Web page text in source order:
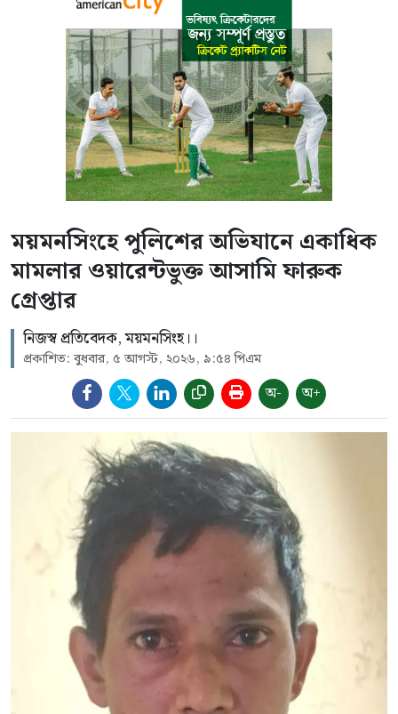
ময়মনসিংহে পুলিশের অভিযানে একাধিক
মামলার ওয়ারেন্টভুক্ত আসামি ফারুক
গ্রেপ্তার
নিজস্ব প্রতিবেদক, ময়মনসিংহ।।
প্রকাশিত: বুধবার, ৫ আগস্ট, ২০২৬, ৯:৫৪ পিএম
অ- অ+